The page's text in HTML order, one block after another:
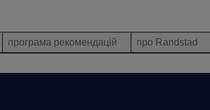
програма рекомендацій про Randstad